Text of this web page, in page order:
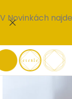
V Novinkách